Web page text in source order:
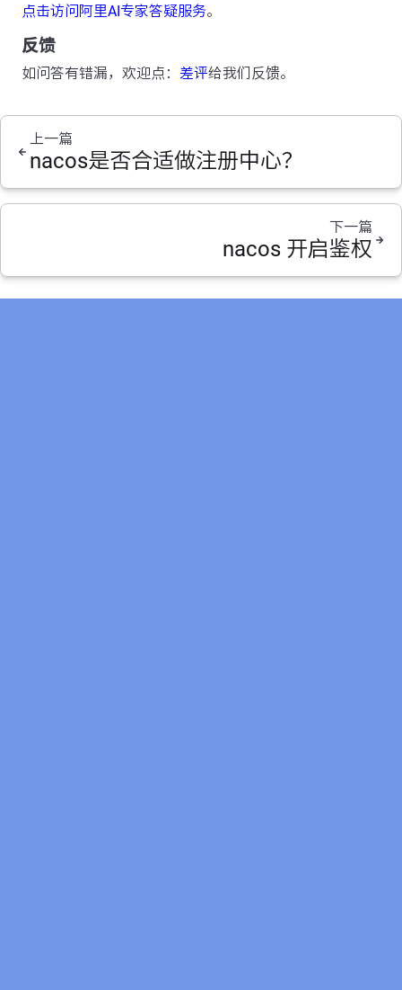
点击访问阿里AI专家答疑服务。
反馈
如问答有错漏，欢迎点： 差评给我们反馈。
上一篇
nacos是否合适做注册中心？
下一篇
nacos 开启鉴权